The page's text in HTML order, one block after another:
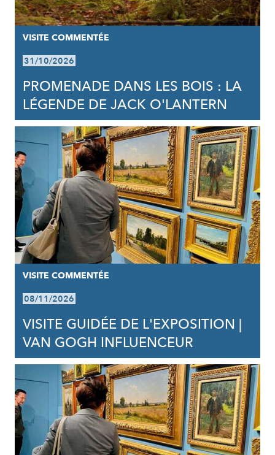
VISITE COMMENTÉE
31/10/2026
PROMENADE DANS LES BOIS : LA
LÉGENDE DE JACK O'LANTERN
VISITE COMMENTÉE
08/11/2026
VISITE GUIDÉE DE L'EXPOSITION |
VAN GOGH INFLUENCEUR